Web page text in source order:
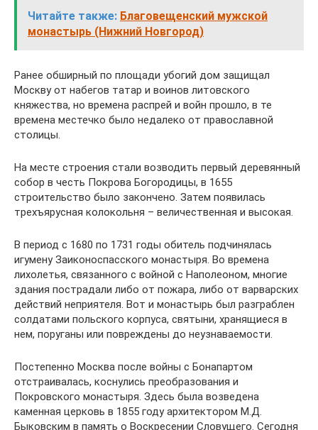
Читайте также: Благовещенский мужской
монастырь (Нижний Новгород)
Ранее обширный по площади убогий дом защищал
Москву от набегов татар и воинов литовского
княжества, но времена распрей и войн прошло, в те
времена местечко было недалеко от православной
столицы.
На месте строения стали возводить первый деревянный
собор в честь Покрова Богородицы, в 1655
строительство было закончено. Затем появилась
трехъярусная колокольня – величественная и высокая.
В период с 1680 по 1731 годы обитель подчинялась
игумену Заиконоспасского монастыря. Во времена
лихолетья, связанного с войной с Наполеоном, многие
здания пострадали либо от пожара, либо от варварских
действий неприятеля. Вот и монастырь был разграблен
солдатами польского корпуса, святыни, хранящиеся в
нем, поруганы или повреждены до неузнаваемости.
Постепенно Москва после войны с Бонапартом
отстраивалась, коснулись преобразования и
Покровского монастыря. Здесь была возведена
каменная церковь в 1855 году архитектором М.Д.
Быковским в память о Воскресении Словущего. Сегодня